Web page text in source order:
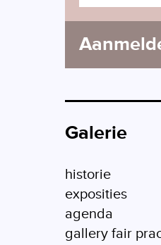
Galerie
historie
exposities
agenda
gallery fair